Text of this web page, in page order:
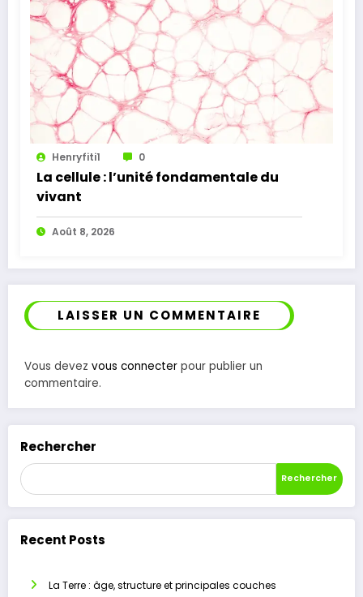
Henryfiti1 0
La cellule : l’unité fondamentale du
vivant
Août 8, 2026
LAISSER UN COMMENTAIRE
Vous devez vous connecter pour publier un
commentaire.
Rechercher
Rechercher
Recent Posts
La Terre : âge, structure et principales couches